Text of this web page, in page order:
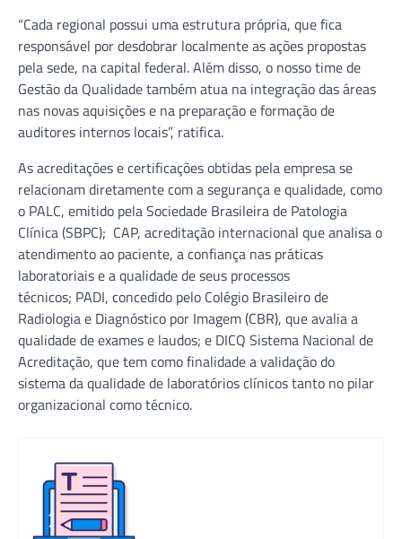
“Cada regional possui uma estrutura própria, que fica
responsável por desdobrar localmente as ações propostas
pela sede, na capital federal. Além disso, o nosso time de
Gestão da Qualidade também atua na integração das áreas
nas novas aquisições e na preparação e formação de
auditores internos locais”, ratifica.
As acreditações e certificações obtidas pela empresa se
relacionam diretamente com a segurança e qualidade, como
o PALC, emitido pela Sociedade Brasileira de Patologia
Clínica (SBPC); CAP, acreditação internacional que analisa o
atendimento ao paciente, a confiança nas práticas
laboratoriais e a qualidade de seus processos
técnicos; PADI, concedido pelo Colégio Brasileiro de
Radiologia e Diagnóstico por Imagem (CBR), que avalia a
qualidade de exames e laudos; e DICQ Sistema Nacional de
Acreditação, que tem como finalidade a validação do
sistema da qualidade de laboratórios clínicos tanto no pilar
organizacional como técnico.